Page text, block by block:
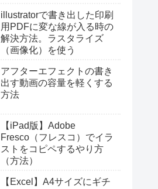
illustratorで書き出した印刷
用PDFに変な線が入る時の
解決方法。ラスタライズ
（画像化）を使う
アフターエフェクトの書き
出す動画の容量を軽くする
方法
【iPad版】Adobe
Fresco（フレスコ）でイラ
ストをコピペするやり方
（方法）
【Excel】A4サイズにギチ